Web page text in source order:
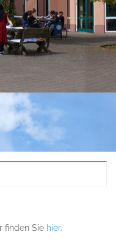
finden Sie hier.